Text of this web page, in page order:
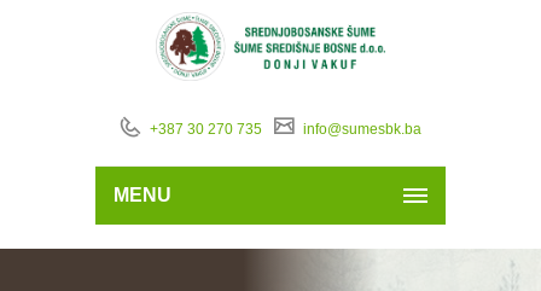
+387 30 270 735 info@sumesbk.ba
MENU